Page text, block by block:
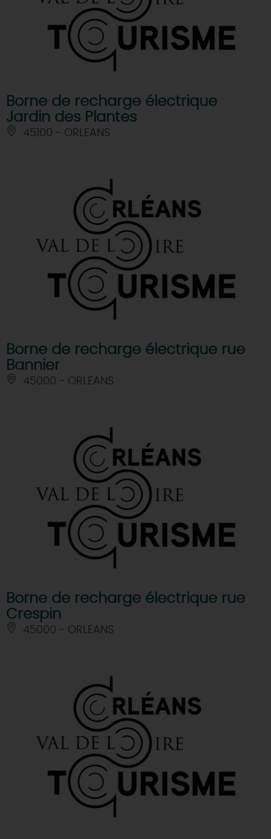
Borne de recharge électrique
Jardin des Plantes
45100 - ORLEANS
Borne de recharge électrique rue
Bannier
45000 - ORLEANS
Borne de recharge électrique rue
Crespin
45000 - ORLEANS